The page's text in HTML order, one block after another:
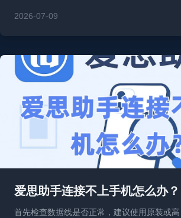
2026-07-09
爱思助手连接不上手机怎么办？
首先检查数据线是否正常，建议使用原装或